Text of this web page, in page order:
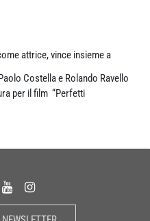
attrice, vince insieme a
Costella e Rolando Ravello
per il film “Perfetti